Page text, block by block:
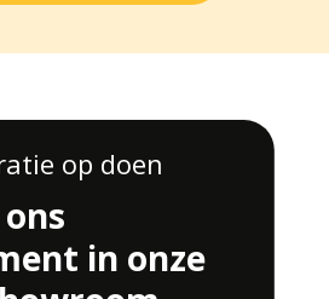
op doen
in onze